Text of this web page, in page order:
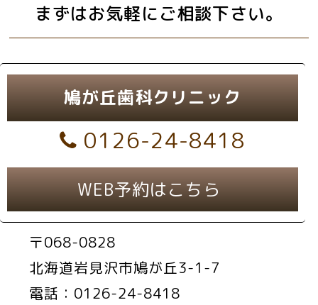
まずはお気軽にご相談下さい。
鳩が丘歯科クリニック
0126-24-8418
WEB予約はこちら
〒068-0828
北海道岩見沢市鳩が丘3-1-7
電話：0126-24-8418